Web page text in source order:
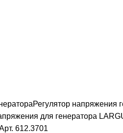
Регулятор напряжения
для генератора
612.3701